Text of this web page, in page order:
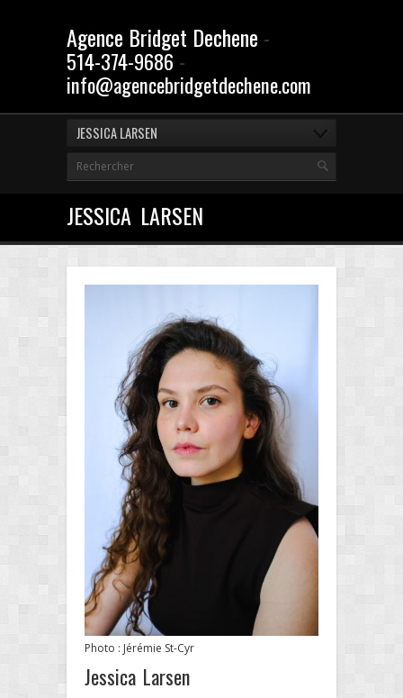
Agence Bridget Dechene -
514-374-9686 -
info@agencebridgetdechene.com
JESSICA LARSEN
JESSICA LARSEN
Photo : Jérémie St-Cyr
Jessica Larsen